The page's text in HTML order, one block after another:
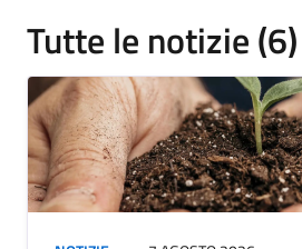
Tutte le notizie (6)